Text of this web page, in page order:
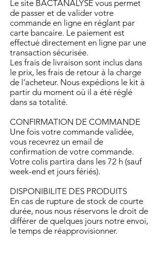
Le site BACTANALYSE vous permet
de passer et de valider votre
commande en ligne en réglant par
carte bancaire. Le paiement est
effectué directement en ligne par une
transaction sécurisée.
Les frais de livraison sont inclus dans
le prix, les frais de retour à la charge
de l’acheteur. Nous expédions le kit à
partir du moment où il a été réglé
dans sa totalité.
CONFIRMATION DE COMMANDE
Une fois votre commande validée,
vous recevrez un email de
confirmation de votre commande.
Votre colis partira dans les 72 h (sauf
week-end et jours fériés).
DISPONIBILITE DES PRODUITS
En cas de rupture de stock de courte
durée, nous nous réservons le droit de
différer de quelques jours notre envoi,
le temps de réapprovisionner.